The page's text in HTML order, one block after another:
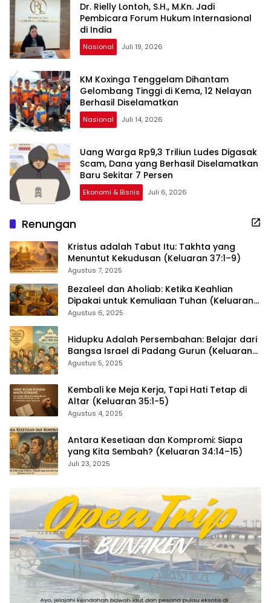
Dr. Rielly Lontoh, S.H., M.Kn. Jadi
Pembicara Forum Hukum Internasional
di India
Nasional Juli 19, 2026
KM Koxinga Tenggelam Dihantam
Gelombang Tinggi di Kema, 12 Nelayan
Berhasil Diselamatkan
Nasional Juli 14, 2026
Uang Warga Rp9,3 Triliun Ludes Digasak
Scam, Dana yang Berhasil Diselamatkan
Baru Sekitar 7 Persen
Ekonomi & Bisnis Juli 6, 2026
Renungan
Kristus adalah Tabut Itu: Takhta yang
Menuntut Kekudusan (Keluaran 37:1–9)
Agustus 7, 2025
Bezaleel dan Aholiab: Ketika Keahlian
Dipakai untuk Kemuliaan Tuhan (Keluaran
36:1–7)
Agustus 6, 2025
Hidupku Adalah Persembahan: Belajar dari
Bangsa Israel di Padang Gurun (Keluaran
35:4–29)
Agustus 5, 2025
Kembali ke Meja Kerja, Tapi Hati Tetap di
Altar (Keluaran 35:1-5)
Agustus 4, 2025
Antara Kesetiaan dan Kompromi: Siapa
yang Kita Sembah? (Keluaran 34:14–15)
Juli 23, 2025